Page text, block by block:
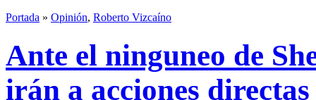
Portada » Opinión, Roberto Vizcaíno
Ante el ninguneo de
irán a acciones directas